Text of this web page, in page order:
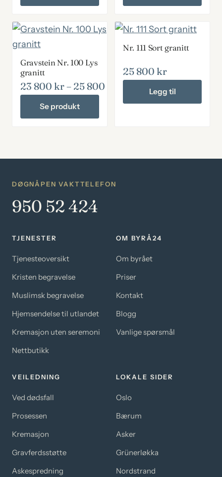
Gravstein Nr. 100 Lys
granitt
23 800 kr– 25 800 Prisområde: 23 800
Se produkt
varianter.
Alternativene
kan
produktsiden
Nr. 111 Sort granitt
25 800 kr
Legg til
DØGNÅPEN VAKTTELEFON
950 52 424
TJENESTER
Tjenesteoversikt
Kristen begravelse
Muslimsk begravelse
Hjemsendelse til utlandet
Kremasjon uten seremoni
Nettbutikk
OM BYRÅ24
Om byrået
Priser
Kontakt
Blogg
Vanlige spørsmål
VEILEDNING
Ved dødsfall
Prosessen
Kremasjon
Gravferdsstøtte
Askespredning
LOKALE SIDER
Oslo
Bærum
Asker
Grünerløkka
Nordstrand